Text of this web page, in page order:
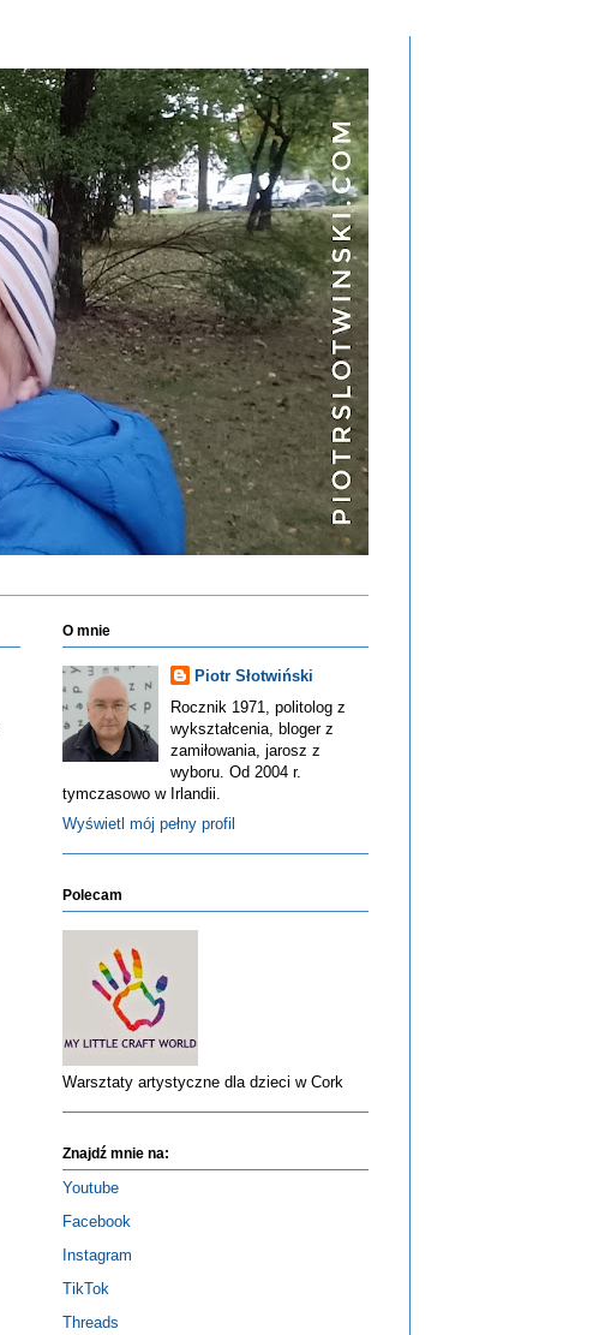
O mnie
Piotr Słotwiński
Rocznik 1971, politolog z
wykształcenia, bloger z
zamiłowania, jarosz z
wyboru. Od 2004 r.
tymczasowo w Irlandii.
Wyświetl mój pełny profil
Polecam
Warsztaty artystyczne dla dzieci w Cork
Znajdź mnie na:
Youtube
Facebook
Instagram
TikTok
Threads